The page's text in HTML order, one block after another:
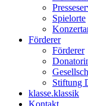
Spielorte
Förderer
Förderer
Stiftung
klasse.klassik
Kontakt